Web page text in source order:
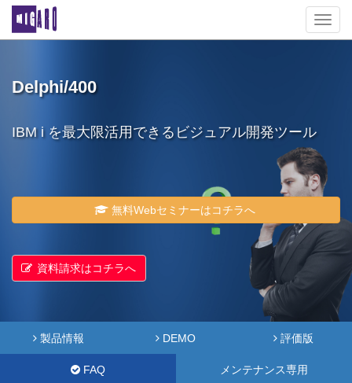
Delphi/400
IBM i を最大限活用できるビジュアル開発ツール
無料Webセミナーはコチラへ
資料請求はコチラへ
製品情報 DEMO 評価版
FAQ メンテナンス専用